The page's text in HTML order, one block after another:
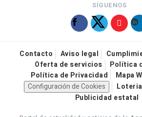
SÍGUENOS
Contacto Aviso legal
Oferta de servicios
Política
Política de Privacidad
Mapa
Configuración de Cookies
Publicidad estatal